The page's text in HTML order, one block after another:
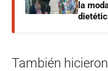
la
También